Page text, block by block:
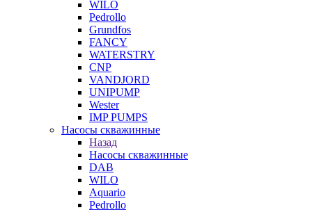
WILO
Pedrollo
Grundfos
FANCY
WATERSTRY
CNP
VANDJORD
UNIPUMP
Wester
IMP PUMPS
Насосы скважинные
Назад
Насосы скважинные
DAB
WILO
Aquario
Pedrollo